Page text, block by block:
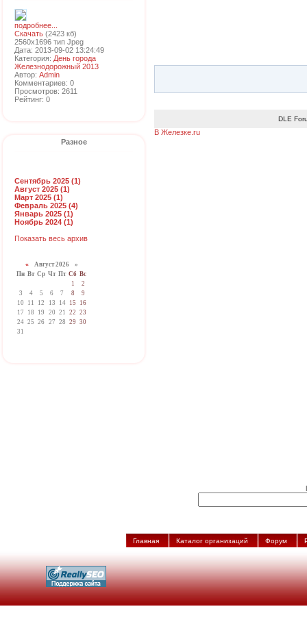
подробнее...
Скачать (2423 кб)
2560x1696 тип Jpeg
Дата: 2013-09-02 13:24:49
Категория: День города
Железнодорожный 2013
Автор: Admin
Комментариев: 0
Просмотров: 2611
Рейтинг: 0
Разное
Сентябрь 2025 (1)
Август 2025 (1)
Март 2025 (1)
Февраль 2025 (4)
Январь 2025 (1)
Ноябрь 2024 (1)
Показать весь архив
«Август 2026 »
Пн Вт Ср Чт Пт Сб Вс
1
2
3
4 5 6 7 8
9
10
11 12 13 14 15
16
17
18 19 20 21 22 23
24 25 26 27 28 29 30
31
DLE
В Железке.ru
Главная Каталог организаций Форум